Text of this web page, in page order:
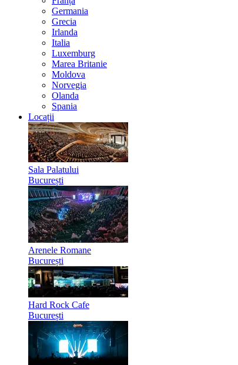
Germania
Grecia
Irlanda
Italia
Luxemburg
Marea Britanie
Moldova
Norvegia
Olanda
Spania
Locații
Sala Palatului
București
Arenele Romane
București
Hard Rock Cafe
București